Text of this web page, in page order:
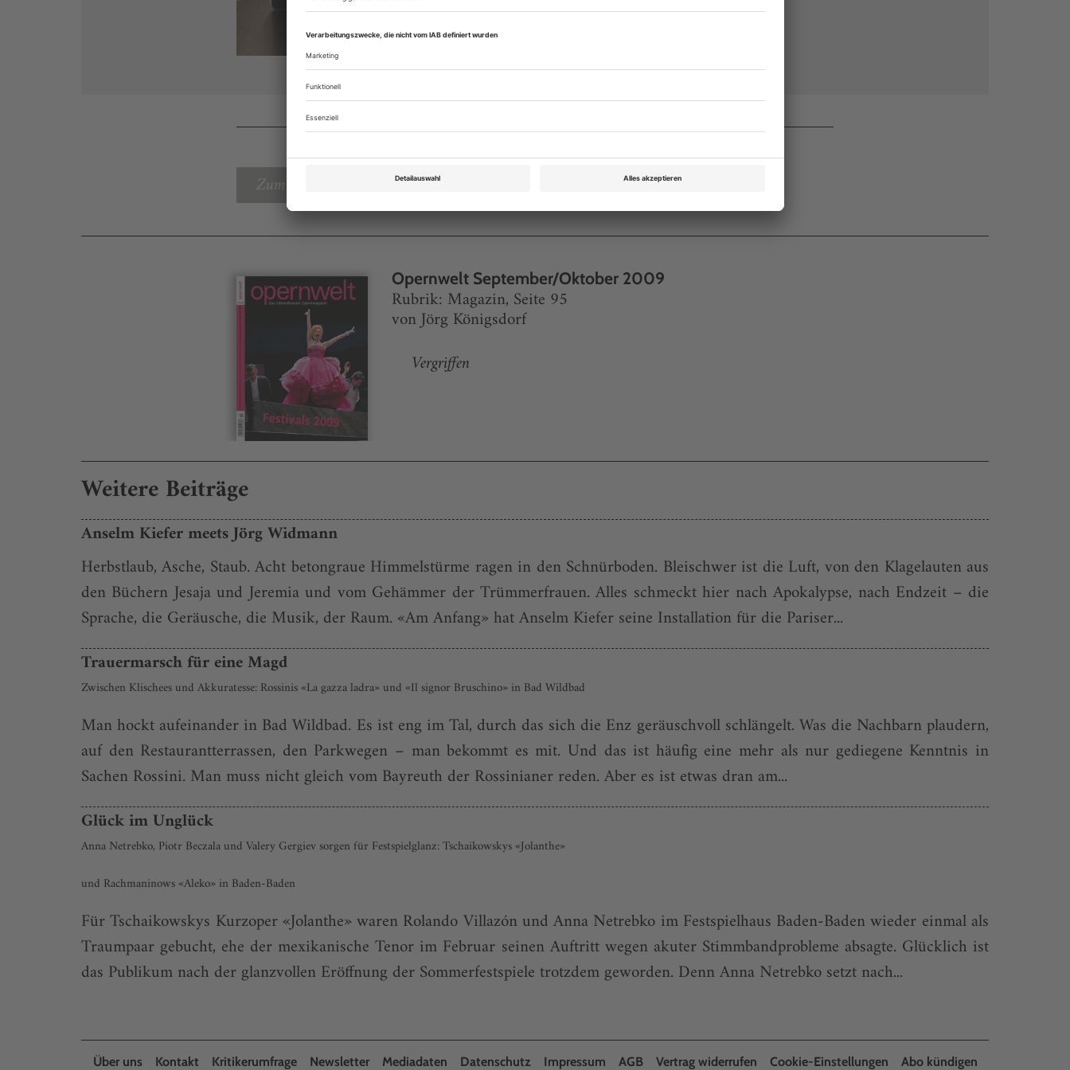
Zum Inhaltsverzeichnis
Opernwelt September/Oktober 2009
Rubrik: Magazin, Seite 95
von Jörg Königsdorf
Vergriffen
Weitere Beiträge
Anselm Kiefer meets Jörg Widmann
Herbstlaub, Asche, Staub. Acht betongraue Himmelstürme ragen in den Schnürboden. Bleischwer ist die Luft, von den Klagelauten aus
den Büchern Jesaja und Jeremia und vom Gehämmer der Trümmerfrauen. Alles schmeckt hier nach Apokalypse, nach Endzeit – die
Sprache, die Geräusche, die Musik, der Raum. «Am Anfang» hat Anselm Kiefer seine Installation für die Pariser...
Trauermarsch für eine Magd
Zwischen Klischees und Akkuratesse: Rossinis «La gazza ladra» und «Il signor Bruschino» in Bad Wildbad
Man hockt aufeinander in Bad Wildbad. Es ist eng im Tal, durch das sich die Enz geräuschvoll schlängelt. Was die Nachbarn plaudern,
auf den Restaurantterrassen, den Parkwegen – man bekommt es mit. Und das ist häufig eine mehr als nur gediegene Kenntnis in
Sachen Rossini. Man muss nicht gleich vom Bayreuth der Rossinianer reden. Aber es ist etwas dran am...
Glück im Unglück
Anna Netrebko, Piotr Beczala und Valery Gergiev sorgen für Festspielglanz: Tschaikowskys «Jolanthe»
und Rachmaninows «Aleko» in Baden-Baden
Für Tschaikowskys Kurzoper «Jolanthe» waren Rolando Villazón und Anna Netrebko im Festspielhaus Baden-Baden wieder einmal als
Traumpaar gebucht, ehe der mexikanische Tenor im Februar seinen Auftritt wegen akuter Stimmbandprobleme absagte. Glücklich ist
das Publikum nach der glanzvollen Eröffnung der Sommerfestspiele trotzdem geworden. Denn Anna Netrebko setzt nach...
Über uns Kontakt Kritikerumfrage Newsletter Mediadaten Datenschutz Impressum AGB Vertrag widerrufen Cookie-Einstellungen Abo kündigen